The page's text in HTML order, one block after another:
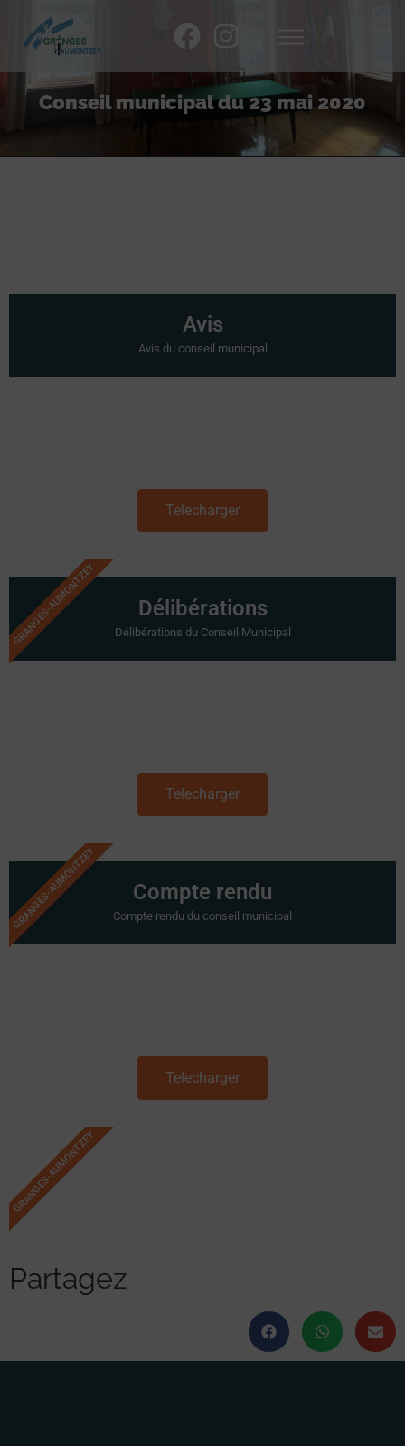
Conseil municipal du 23 mai 2020
Avis
Avis du conseil municipal
Telecharger
GRANGES-AUMONTZEY Délibérations
Délibérations du Conseil Municipal
Telecharger
GRANGES-AUMONTZEY Compte rendu
Compte rendu du conseil municipal
Telecharger
GRANGES-AUMONTZEY
Partagez